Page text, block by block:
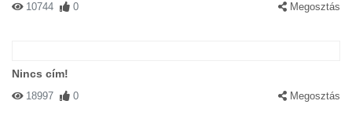
10744 0 Megosztás
Nincs cím!
18997 0 Megosztás